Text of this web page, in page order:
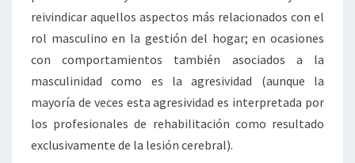
reivindicar aquellos aspectos más relacionados con el
rol masculino en la gestión del hogar; en ocasiones
con comportamientos también asociados a la
masculinidad como es la agresividad (aunque la
mayoría de veces esta agresividad es interpretada por
los profesionales de rehabilitación como resultado
exclusivamente de la lesión cerebral).